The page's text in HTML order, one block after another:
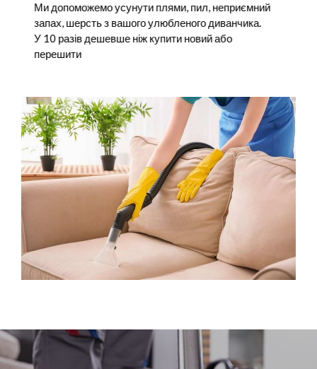
Ми допоможемо усунути плями, пил, неприємний
запах, шерсть з вашого улюбленого диванчика.
У 10 разів дешевше ніж купити новий або
перешити